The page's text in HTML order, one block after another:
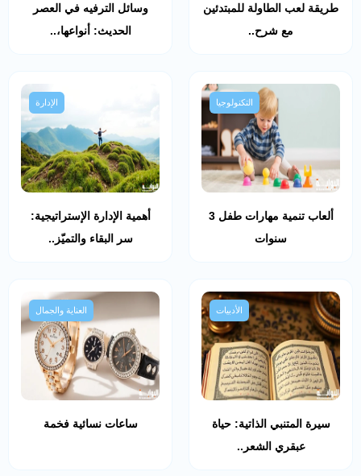
طريقة لعب الطاولة للمبتدئين
مع شرح..
وسائل الترفيه في العصر
الحديث: أنواعها،..
التكنولوجيا
ألعاب تنمية مهارات طفل 3
سنوات
الإدارة
أهمية الإدارة الإستراتيجية:
سر البقاء والتميّز..
الأدبيات
سيرة المتنبي الذاتية: حياة
عبقري الشعر..
العناية والجمال
ساعات نسائية فخمة